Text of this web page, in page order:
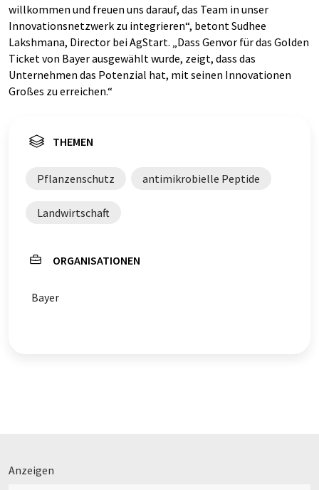
willkommen und freuen uns darauf, das Team in unser
Innovationsnetzwerk zu integrieren“, betont Sudhee
Lakshmana, Director bei AgStart. „Dass Genvor für das Golden
Ticket von Bayer ausgewählt wurde, zeigt, dass das
Unternehmen das Potenzial hat, mit seinen Innovationen
Großes zu erreichen.“
THEMEN
Pflanzenschutz antimikrobielle Peptide
Landwirtschaft
ORGANISATIONEN
Bayer
Anzeigen